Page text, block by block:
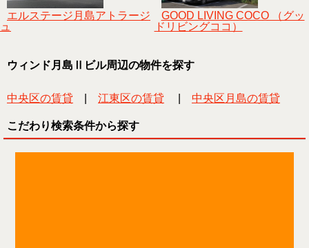
エルステージ月島アトラージ
ュ
GOOD LIVING COCO （グッ
ドリビングココ）
ウィンド月島Ⅱビル周辺の物件を探す
中央区の賃貸 江東区の賃貸 中央区月島の賃貸
こだわり検索条件から探す